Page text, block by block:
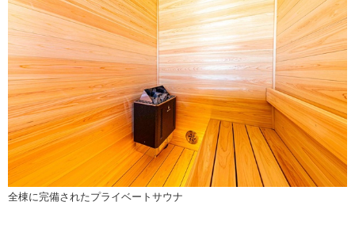
全棟に完備されたプライベートサウナ